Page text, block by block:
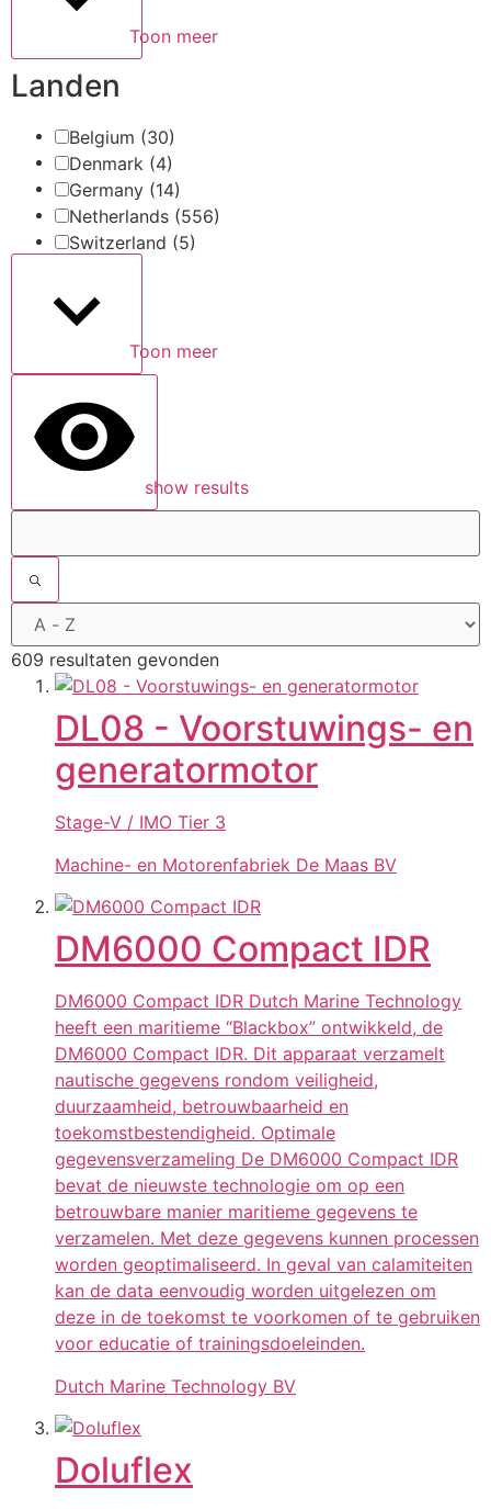
Toon meer
Landen
Belgium (30)
Denmark (4)
Germany (14)
Netherlands (556)
Switzerland (5)
Toon meer
show results
609 resultaten gevonden
DL08 - Voorstuwings- en
generatormotor
Stage-V / IMO Tier 3
Machine- en Motorenfabriek De Maas BV
DM6000 Compact IDR
DM6000 Compact IDR Dutch Marine Technology
heeft een maritieme “Blackbox” ontwikkeld, de
DM6000 Compact IDR. Dit apparaat verzamelt
nautische gegevens rondom veiligheid,
duurzaamheid, betrouwbaarheid en
toekomstbestendigheid. Optimale
gegevensverzameling De DM6000 Compact IDR
bevat de nieuwste technologie om op een
betrouwbare manier maritieme gegevens te
verzamelen. Met deze gegevens kunnen processen
worden geoptimaliseerd. In geval van calamiteiten
kan de data eenvoudig worden uitgelezen om
deze in de toekomst te voorkomen of te gebruiken
voor educatie of trainingsdoeleinden.
Dutch Marine Technology BV
Doluflex